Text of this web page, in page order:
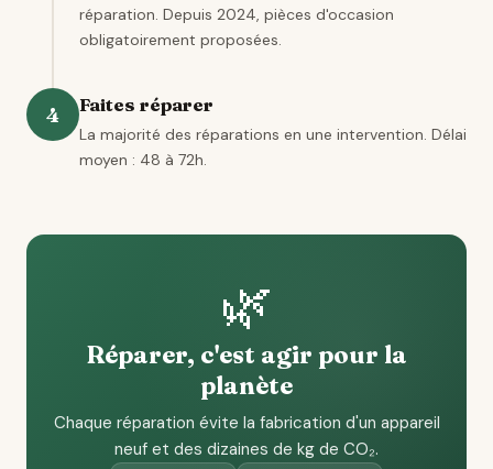
réparation. Depuis 2024, pièces d'occasion
obligatoirement proposées.
4 Faites réparer
La majorité des réparations en une intervention. Délai
moyen : 48 à 72h.
🌿
Réparer, c'est agir pour la
planète
Chaque réparation évite la fabrication d'un appareil
neuf et des dizaines de kg de CO₂.